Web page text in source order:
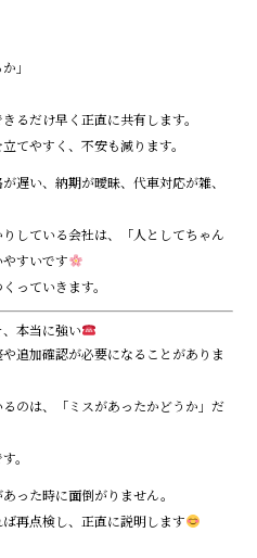
」
るだけ早く正直に共有します。
てやすく、不安も減ります。
遅い、納期が曖昧、代車対応が雑、
している会社は、「人としてちゃん
すいです
っていきます。
本当に強い
追加確認が必要になることがありま
のは、「ミスがあったかどうか」だ
。
った時に面倒がりません。
再点検し、正直に説明します